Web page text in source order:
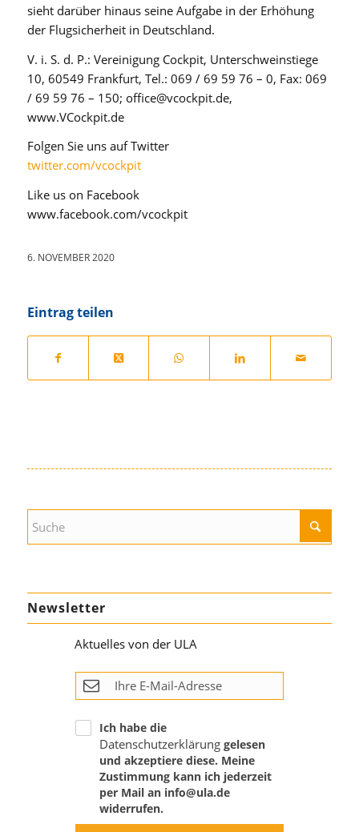
sieht darüber hinaus seine Aufgabe in der Erhöhung
der Flugsicherheit in Deutschland.
V. i. S. d. P.: Vereinigung Cockpit, Unterschweinstiege
10, 60549 Frankfurt, Tel.: 069 / 69 59 76 – 0, Fax: 069
/ 69 59 76 – 150; office@vcockpit.de,
www.VCockpit.de
Folgen Sie uns auf Twitter
twitter.com/vcockpit
Like us on Facebook
www.facebook.com/vcockpit
6. NOVEMBER 2020
Eintrag teilen
Newsletter
Aktuelles von der ULA
Ich habe die
Datenschutzerklärung gelesen
und akzeptiere diese. Meine
Zustimmung kann ich jederzeit
per Mail an info@ula.de
widerrufen.